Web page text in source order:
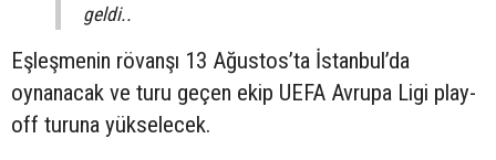
geldi..
Eşleşmenin rövanşı 13 Ağustos’ta İstanbul’da
oynanacak ve turu geçen ekip UEFA Avrupa Ligi play-
off turuna yükselecek.